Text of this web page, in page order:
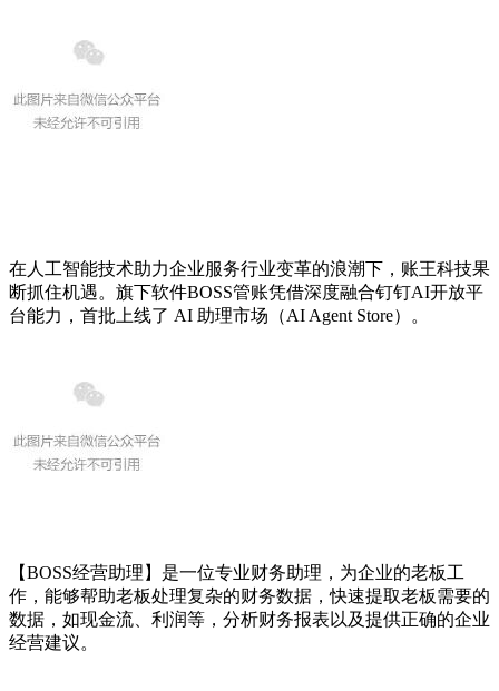
在人工智能技术助力企业服务行业变革的浪潮下，账王科技果
断抓住机遇。旗下软件BOSS管账凭借深度融合钉钉AI开放平
台能力，首批上线了 AI 助理市场（AI Agent Store）。
【BOSS经营助理】是一位专业财务助理，为企业的老板工
作，能够帮助老板处理复杂的财务数据，快速提取老板需要的
数据，如现金流、利润等，分析财务报表以及提供正确的企业
经营建议。